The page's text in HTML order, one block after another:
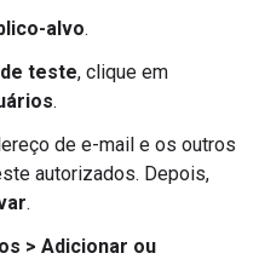
alvo.
teste, clique em
.
de e-mail e os outros
autorizados. Depois,
.
> Adicionar ou